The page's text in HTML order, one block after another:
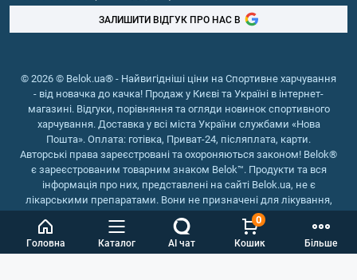
Головна Каталог AI чат Кошик
0
Більше
ЗАЛИШИТИ ВІДГУК ПРО НАС В
© 2026 © Belok.ua® - Найвигідніші ціни на Спортивне харчування
- від новачка до качка! Продаж у Києві та Україні в інтернет-
магазині. Відгуки, порівняння та огляди новинок спортивного
харчування. Доставка у всі міста України службами «Нова
Пошта». Оплата: готівка, Приват-24, післяплата, карти.
Авторські права зареєстровані та охороняються законом! Belok®
є зареєстрованим товарним знаком Belok™. Продукти та вся
інформація про них, представлені на сайті Belok.ua, не є
лікарськими препаратами. Вони не призначені для лікування,
зняття симптомів та запобігання хворобам.
Інтернет магазин Belok.ua
Інтернет магазин спортивного
харчування